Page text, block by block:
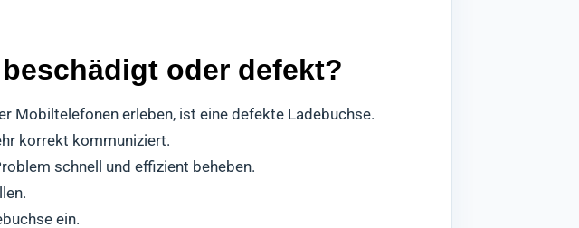
oder defekt?
Mobiltelefonen erleben, ist eine defekte Ladebuchse.
korrekt kommuniziert.
schnell und effizient beheben.
ein.